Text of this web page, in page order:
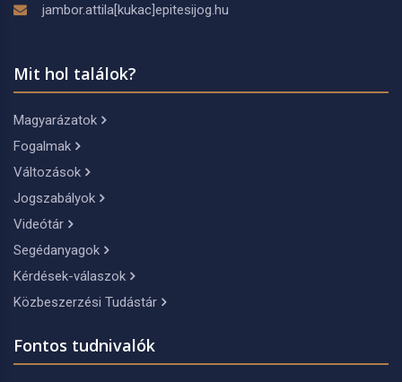
jambor.attila[kukac]epitesijog.hu
Mit hol találok?
Magyarázatok
Fogalmak
Változások
Jogszabályok
Videótár
Segédanyagok
Kérdések-válaszok
Közbeszerzési Tudástár
Fontos tudnivalók